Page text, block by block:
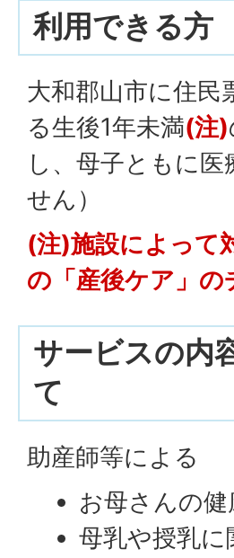
利用できる方
大和郡山市に住民
る生後1年未満(注)
し、母子ともに
せん）
(注)施設によって
の「産後ケア」
サービスの内
て
助産師等による
お母さんの
母乳や授乳